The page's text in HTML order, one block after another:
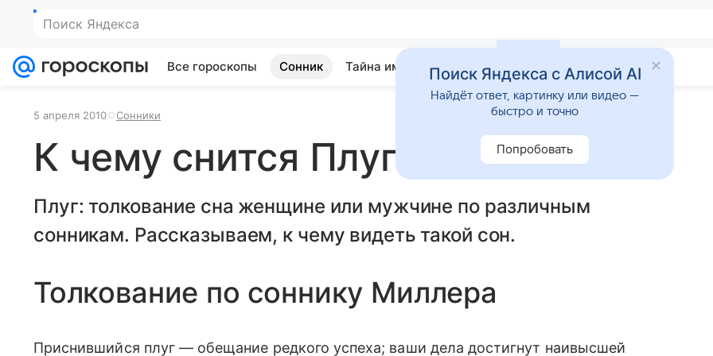
Поиск Яндекса
Все гороскопы Сонник Тайна имени Гадания Приметы
5 апреля 2010 Сонники
К чему снится Плуг
Плуг: толкование сна женщине или мужчине по различным
сонникам. Рассказываем, к чему видеть такой сон.
Толкование по соннику Миллера
Приснившийся плуг — обещание редкого успеха; ваши дела достигнут наивысшей
Поиск Яндекса с Алисой AI
Найдёт ответ, картинку или видео —
быстро и точно
Попробовать